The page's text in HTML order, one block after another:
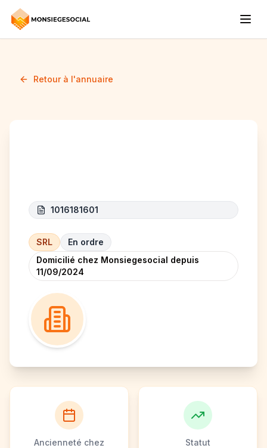
Retour à l'annuaire
1016181601
SRL
En ordre
Domicilié chez Monsiegesocial depuis
11/09/2024
Ancienneté chez
Statut